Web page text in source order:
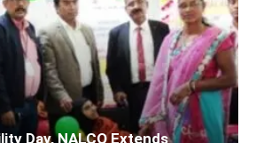
Day, NALCO Extends